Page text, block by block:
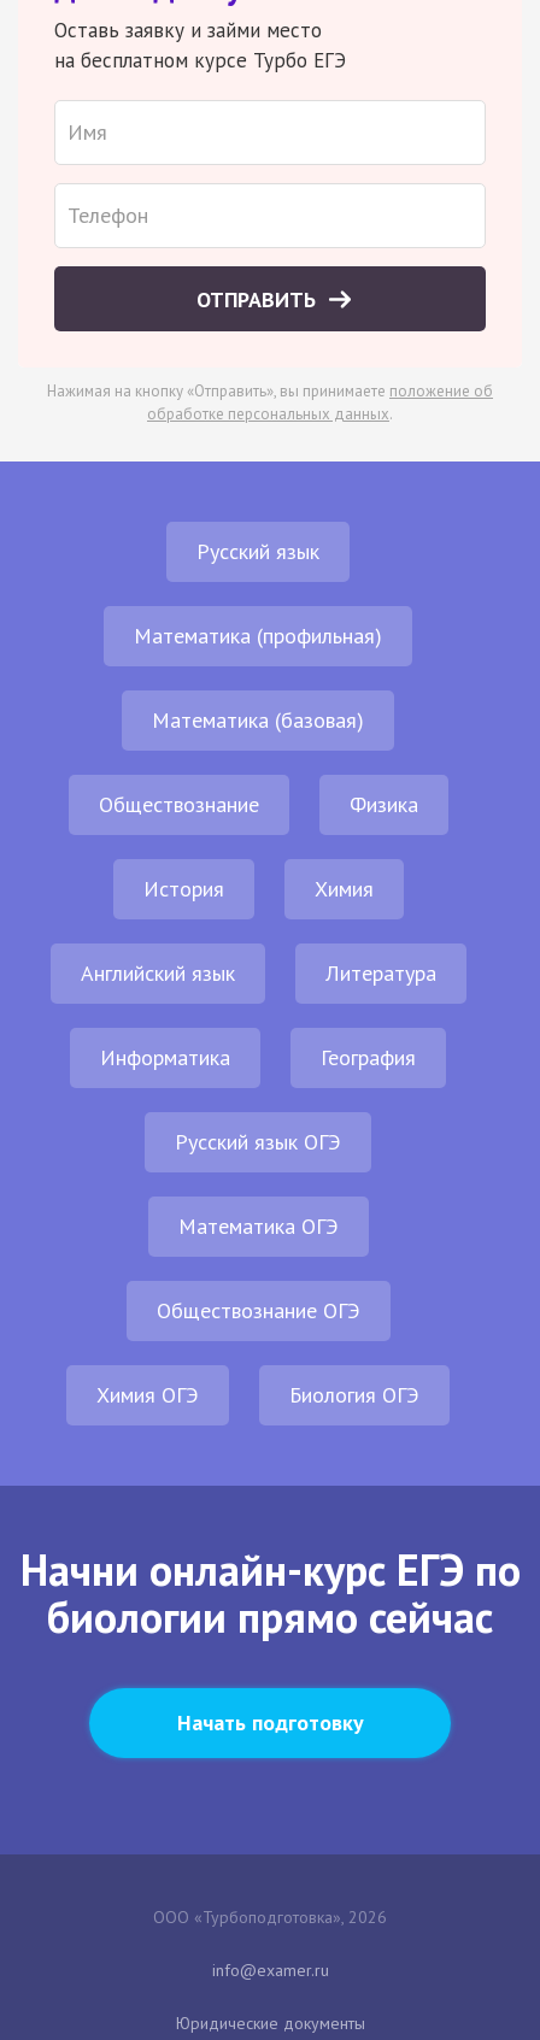
Оставь заявку и займи место
на бесплатном курсе Турбо ЕГЭ
ОТПРАВИТЬ
Нажимая на кнопку «Отправить», вы принимаете положение об
обработке персональных данных.
Русский язык
Математика (профильная)
Математика (базовая)
Обществознание Физика
История Химия
Английский язык Литература
Информатика География
Русский язык ОГЭ
Математика ОГЭ
Обществознание ОГЭ
Химия ОГЭ Биология ОГЭ
Начни онлайн-курс ЕГЭ по
биологии прямо сейчас
Начать подготовку
ООО «Турбоподготовка», 2026
Юридические документы